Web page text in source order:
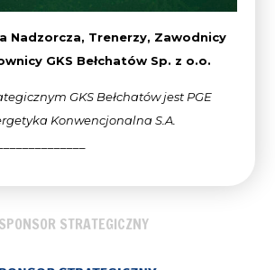
Nadzorcza, Trenerzy, Zawodnicy
GKS Bełchatów Sp. z o.o.
GKS Bełchatów jest PGE
Konwencjonalna S.A.
SPONSOR STRATEGICZNY